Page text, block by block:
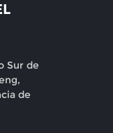
Sur de
de